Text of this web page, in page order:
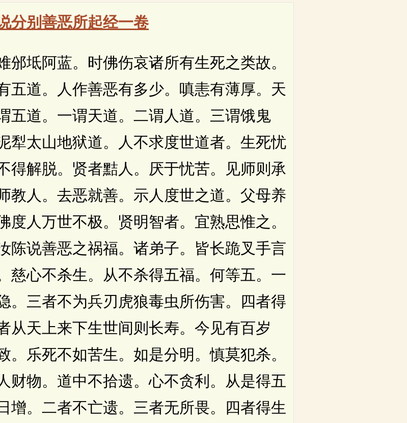
分别善恶所起经一卷
坻阿蓝。时佛伤哀诸所有生死之类故。
五道。人作善恶有多少。嗔恚有薄厚。天
五道。一谓天道。二谓人道。三谓饿鬼
犁太山地狱道。人不求度世道者。生死忧
得解脱。贤者黠人。厌于忧苦。见师则承
教人。去恶就善。示人度世之道。父母养
度人万世不极。贤明智者。宜熟思惟之。
陈说善恶之祸福。诸弟子。皆长跪叉手言
慈心不杀生。从不杀得五福。何等五。一
。三者不为兵刃虎狼毒虫所伤害。四者得
从天上来下生世间则长寿。今见有百岁
。乐死不如苦生。如是分明。慎莫犯杀。
财物。道中不拾遗。心不贪利。从是得五
增。二者不亡遗。三者无所畏。四者得生